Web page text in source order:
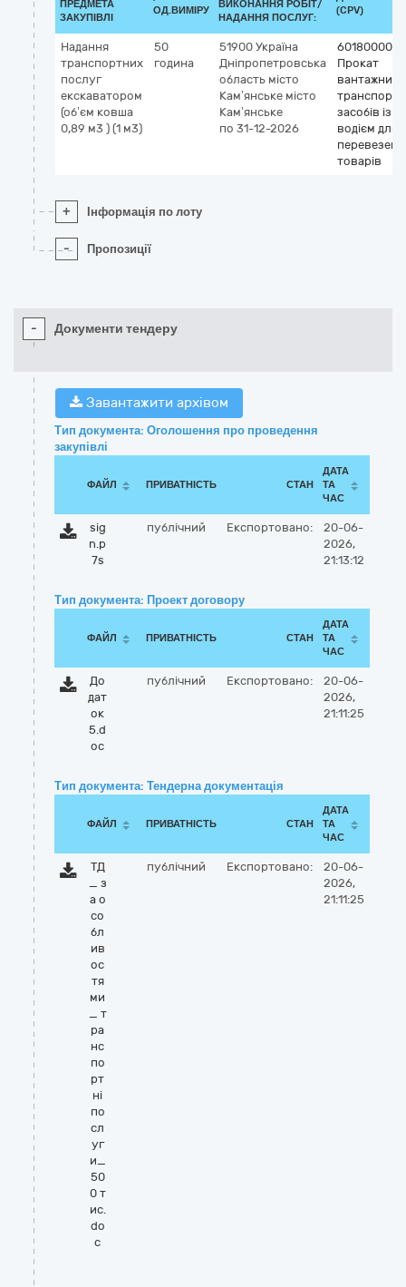
ПРЕДМЕТА
ЗАКУПІВЛІ
ОД.ВИМІРУ
ВИКОНАННЯ РОБІТ/
НАДАННЯ ПОСЛУГ:
(CPV)
Надання
транспортних
послуг
екскаватором
(об’єм ковша
0,89 м3 ) (1 м3)
50
година
51900 Україна
Дніпропетровська
область місто
Кам’янське місто
Кам’янське
по 31-12-2026
60180000-3
Прокат
вантажних
засобів із
водієм для
товарів
+ Інформація по лоту
- Пропозиції
- Документи тендеру
Завантажити архівом
Тип документа: Оголошення про проведення
закупівлі
ФАЙЛ ПРИВАТНІСТЬ СТАН
ДАТА
ТА
ЧАС
sig
n.p
7s
публічний Експортовано:
20-06-
2026,
21:13:12
Тип документа: Проект договору
ФАЙЛ ПРИВАТНІСТЬ СТАН
ДАТА
ТА
ЧАС
До
дат
ок
5.d
oc
публічний Експортовано:
20-06-
2026,
21:11:25
Тип документа: Тендерна документація
ФАЙЛ ПРИВАТНІСТЬ СТАН
ДАТА
ТА
ЧАС
ТД
_ з
а о
со
бл
ив
ос
тя
ми
_ т
ра
нс
по
рт
ні
по
сл
уг
и_
50
0 т
ис.
do
c
публічний Експортовано:
20-06-
2026,
21:11:25